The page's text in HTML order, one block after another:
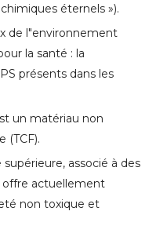
éternels »).
de l"environnement
la santé : la
présents dans les
un matériau non
(TCF).
associé à des
offre actuellement
non toxique et